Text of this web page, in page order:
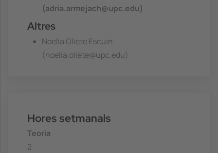
(adria.armejach@upc.edu)
Altres
Noelia Oliete Escuin
(noelia.oliete@upc.edu)
Hores setmanals
Teoria
2